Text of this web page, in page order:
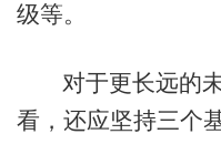
级等。
对于更长远的
看，还应坚持三个